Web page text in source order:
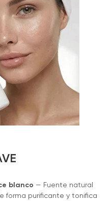
blanco — Fuente natural
forma purificante y tonifica